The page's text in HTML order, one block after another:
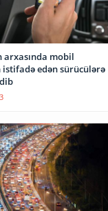
arxasında mobil
edən sürücülərə